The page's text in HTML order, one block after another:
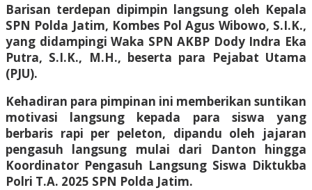
Barisan terdepan dipimpin langsung oleh Kepala
SPN Polda Jatim, Kombes Pol Agus Wibowo, S.I.K.,
yang didampingi Waka SPN AKBP Dody Indra Eka
Putra, S.I.K., M.H., beserta para Pejabat Utama
(PJU).
Kehadiran para pimpinan ini memberikan suntikan
motivasi langsung kepada para siswa yang
berbaris rapi per peleton, dipandu oleh jajaran
pengasuh langsung mulai dari Danton hingga
Koordinator Pengasuh Langsung Siswa Diktukba
Polri T.A. 2025 SPN Polda Jatim.